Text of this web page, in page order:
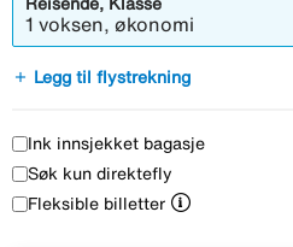
Reisende, Klasse
1 voksen, økonomi
add Legg til flystrekning
Ink innsjekket bagasje
Søk kun direktefly
Fleksible billetter